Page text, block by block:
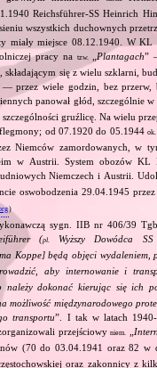
Reichsführer‐SS Heinrich
wszystkich duchownych
miały miejsce 08.12.1940. W
pracy na tzw. Plantagach”
się z wielu szklarni,
przez wiele godzin, bez przerw,
panował głód, szczególnie
gruźlicę. Na wielu
od 07.1920 do 05.1944 ok.
Niemców zamordowanych, w
w Austrii. System obozów KL
Niemczech i Austrii.
oswobodzenia 29.04.1945
)
sygn. IIB nr 406/39
(pl. Wyższy Dowódca
Koppe] będą objęci wydaleniem,
aby internowanie i
dokonać kierując się ich
możliwość międzynarodowego
transportu”. I tak w latach
przejściowyniem.
(70 do 03.04.1941 oraz 82 w
oraz zakonnicy z